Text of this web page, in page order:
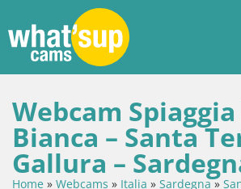
Webcam Spiaggia
Bianca – Santa
Gallura –
Home » Webcams » Italia » Sardegna»